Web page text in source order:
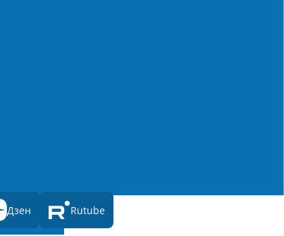
Дзен Rutube